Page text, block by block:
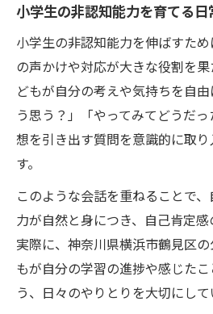
公文式で小学生非認知
小学生非認知能力強化
組み
自学自習が小学生非認
ント
公文式が育てる小学生
小学生の非認知能力向
る要素
非認知能力を意識した日々
小学生非認知能力を伸
小学生の非認知能力を育てる
小学生の非認知能力を伸ばすた
の声かけや対応が大きな役割を
どもが自分の考えや気持ちを自
う思う？」「やってみてどうだ
想を引き出す質問を意識的に取
す。
このような会話を重ねることで
力が自然と身につき、自己肯定感
実際に、神奈川県横浜市鶴見区
もが自分の学習の進捗や感じた
う、日々のやりとりを大切にして